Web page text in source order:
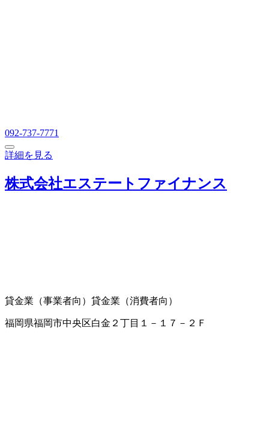
092-737-7771
詳細を見る
株式会社エステートファイナンス
貸金業（事業者向） 貸金業（消費者向）
福岡県福岡市中央区白金２丁目１－１７－２Ｆ